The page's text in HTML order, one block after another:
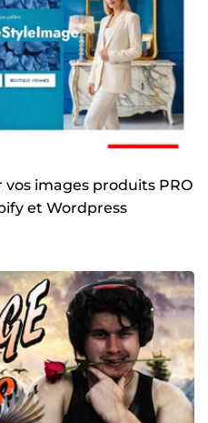
images produits PRO
et Wordpress